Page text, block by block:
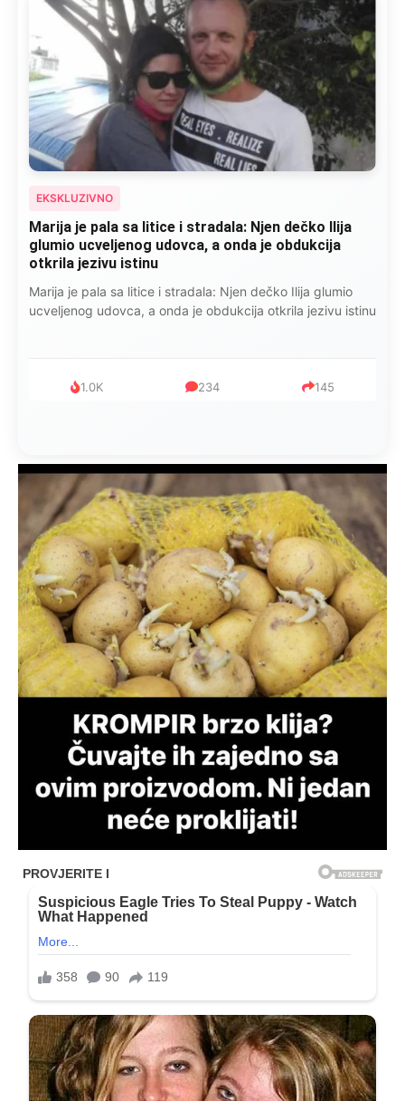
EKSKLUZIVNO
Marija je pala sa litice i stradala: Njen dečko Ilija
glumio ucveljenog udovca, a onda je obdukcija
otkrila jezivu istinu
Marija je pala sa litice i stradala: Njen dečko Ilija glumio
ucveljenog udovca, a onda je obdukcija otkrila jezivu istinu
1.0K 234 145